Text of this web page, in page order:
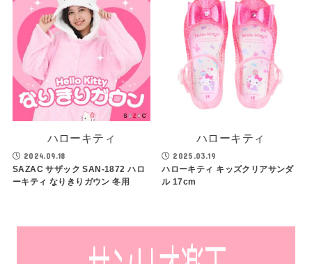
ハローキティ
2024.09.18
SAZAC サザック SAN-1872 ハロ
ーキティ なりきりガウン 冬用
ハローキティ
2025.03.19
ハローキティ キッズクリアサンダ
ル 17cm